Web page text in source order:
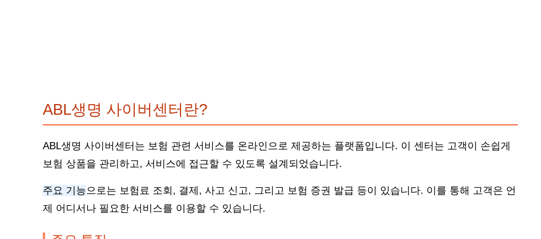
ABL생명 사이버센터란?
ABL생명 사이버센터는 보험 관련 서비스를 온라인으로 제공하는 플랫폼입니다. 이 센터는 고객이 손쉽게
보험 상품을 관리하고, 서비스에 접근할 수 있도록 설계되었습니다.
주요 기능으로는 보험료 조회, 결제, 사고 신고, 그리고 보험 증권 발급 등이 있습니다. 이를 통해 고객은 언
제 어디서나 필요한 서비스를 이용할 수 있습니다.